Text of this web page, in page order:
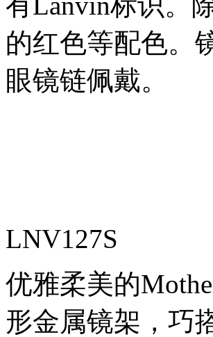
的红色等配色。
眼镜链佩戴。
LNV127S
优雅柔美的
形金属镜架，巧